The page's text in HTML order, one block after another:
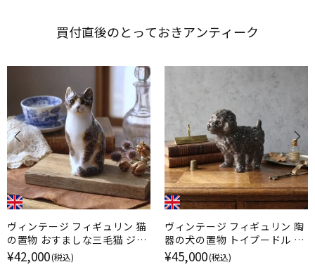
買付直後の​とって​おきアンティーク
ヴィンテージ フィギュリン 猫
の置物 おすましな三毛猫 ジェ
ニー・ウィンスタンレイ イギリ
¥42,000(税込)
ヴィンテージ フィギュリン 陶
器の犬の置物 トイプードル ケ
ンジントンドッグ / ジェニー・
ウィンスタンレイ イギリス
¥45,000(税込)